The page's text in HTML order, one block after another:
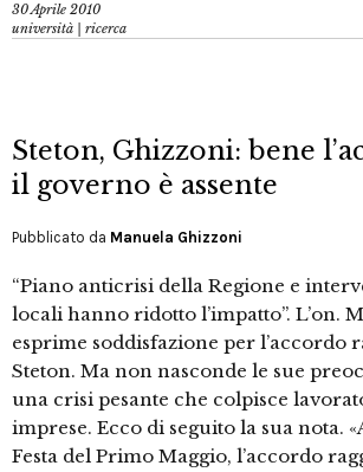
30 Aprile 2010
università | ricerca
Steton, Ghizzoni: bene
il governo è assente
Pubblicato da Manuela Ghizzoni
“Piano anticrisi della Regione e
locali hanno ridotto l’impatto”. L’on.
esprime soddisfazione per l’accordo
Steton. Ma non nasconde le sue
una crisi pesante che colpisce
imprese. Ecco di seguito la sua nota.
Festa del Primo Maggio, l’accordo